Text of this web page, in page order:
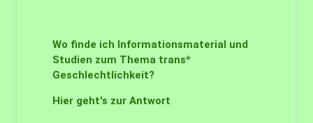
Wo finde ich Informationsmaterial und
Studien zum Thema trans*
Geschlechtlichkeit?
Hier geht's zur Antwort